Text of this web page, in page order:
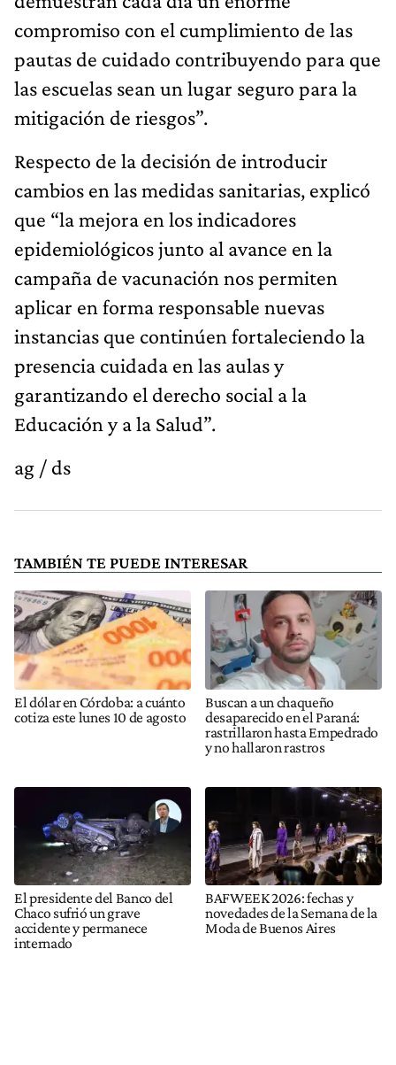
compromiso con el cumplimiento de las
pautas de cuidado contribuyendo para que
las escuelas sean un lugar seguro para la
mitigación de riesgos”.
Respecto de la decisión de introducir
cambios en las medidas sanitarias, explicó
que “la mejora en los indicadores
epidemiológicos junto al avance en la
campaña de vacunación nos permiten
aplicar en forma responsable nuevas
instancias que continúen fortaleciendo la
presencia cuidada en las aulas y
garantizando el derecho social a la
Educación y a la Salud”.
ag / ds
TAMBIÉN TE PUEDE INTERESAR
El dólar en Córdoba: a cuánto
cotiza este lunes 10 de agosto
Buscan a un chaqueño
desaparecido en el Paraná:
rastrillaron hasta Empedrado
y no hallaron rastros
El presidente del Banco del
Chaco sufrió un grave
accidente y permanece
internado
BAFWEEK 2026: fechas y
novedades de la Semana de la
Moda de Buenos Aires